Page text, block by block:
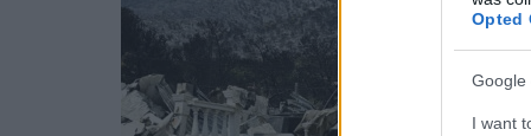
Opted
Google
I want